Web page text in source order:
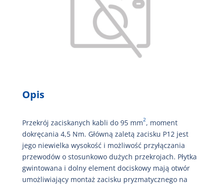
Opis
Przekrój zaciskanych kabli do 95 mm2, moment
dokręcania 4,5 Nm. Główną zaletą zacisku P12 jest
jego niewielka wysokość i możliwość przyłączania
przewodów o stosunkowo dużych przekrojach. Płytka
gwintowana i dolny element dociskowy mają otwór
umożliwiający montaż zacisku pryzmatycznego na